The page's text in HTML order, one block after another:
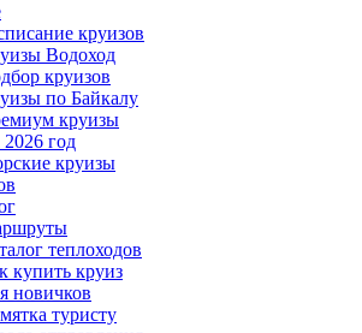
круизов
Водоход
круизов
по Байкалу
круизы
год
круизы
теплоходов
купить круиз
новичков
туристу